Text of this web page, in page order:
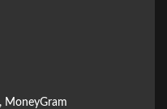
MoneyGram